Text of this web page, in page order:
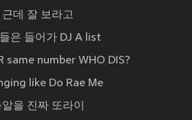
근데 잘 보라고
은 들어가 DJ A list
same number WHO DIS?
like Do Rae Me
을 진짜 또라이